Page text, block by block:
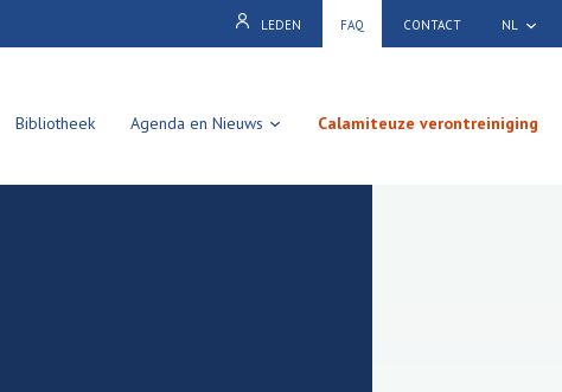
LEDEN FAQ CONTACT NL
Bibliotheek Agenda en Nieuws Calamiteuze verontreiniging